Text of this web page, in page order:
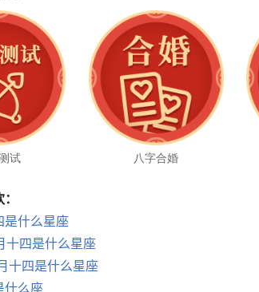
试 八字合婚
是什么星座
十四是什么星座
十四是什么星座
什么座